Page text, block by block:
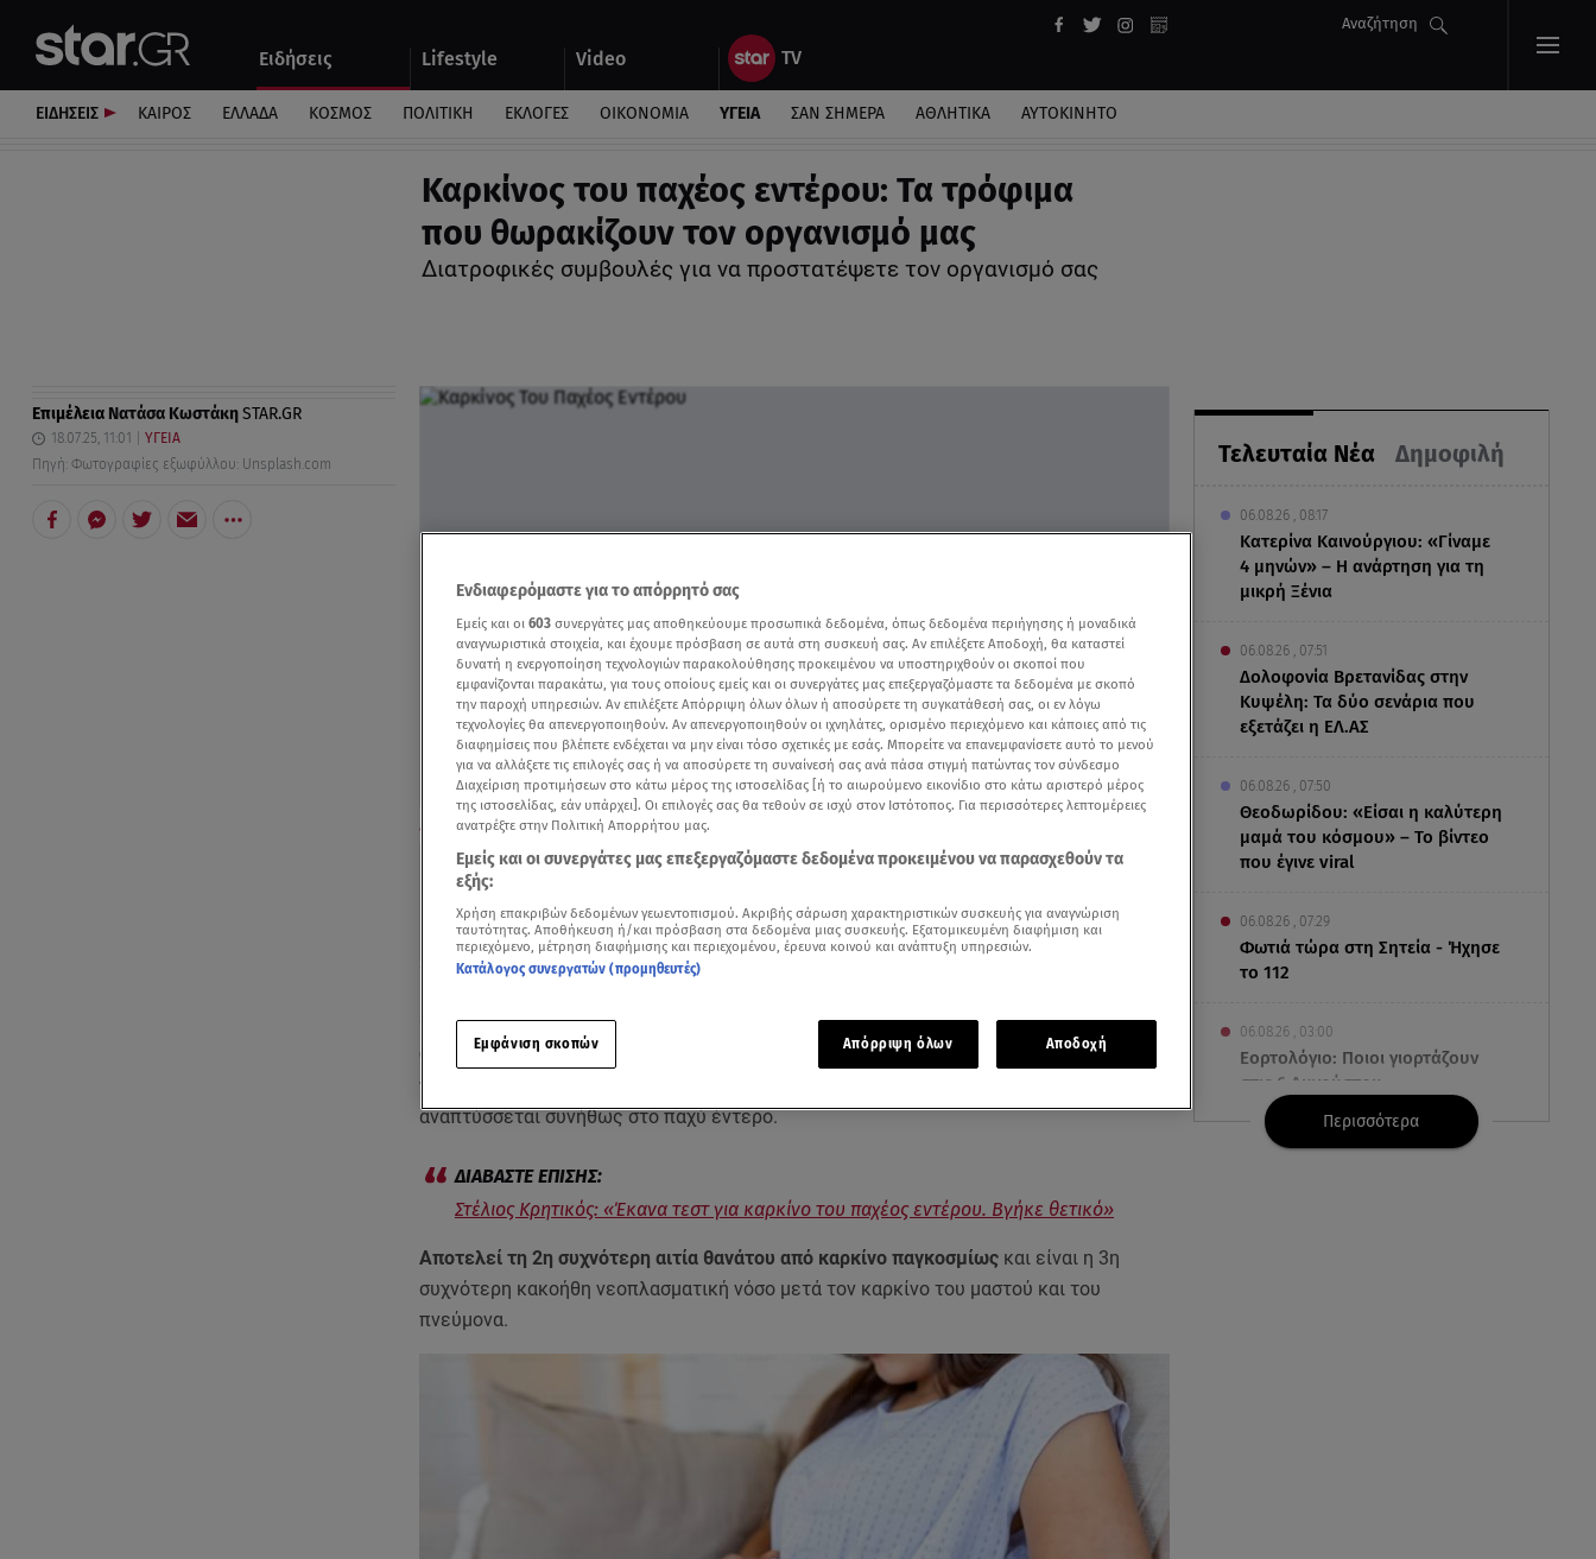
Ειδήσεις Lifestyle Video
Αναζήτηση
Αυτοκίνητο
ΕΙΔΗΣΕΙΣ ΚΑΙΡΟΣ ΕΛΛΑΔΑ ΚΟΣΜΟΣ ΠΟΛΙΤΙΚΗ ΕΚΛΟΓΕΣ ΟΙΚΟΝΟΜΙΑ ΥΓΕΙΑ ΣΑΝ ΣΗΜΕΡΑ ΑΘΛΗΤΙΚΑ ΑΥΤΟΚΙΝΗΤΟ
Καρκίνος του παχέος εντέρου: Τα τρόφιμα
που θωρακίζουν τον οργανισμό μας
Διατροφικές συμβουλές για να προστατέψετε τον οργανισμό σας
Τελευταία Νέα Δημοφιλή
06.08.26 , 08:17
Κατερίνα Καινούργιου: «Γίναμε
4 μηνών» – Η ανάρτηση για τη
μικρή Ξένια
06.08.26 , 07:51
Δολοφονία Βρετανίδας στην
Κυψέλη: Τα δύο σενάρια που
εξετάζει η ΕΛ.ΑΣ
06.08.26 , 07:50
Θεοδωρίδου: «Είσαι η καλύτερη
μαμά του κόσμου» – Το βίντεο
που έγινε viral
06.08.26 , 07:29
Φωτιά τώρα στη Σητεία - Ήχησε
το 112
06.08.26 , 03:00
Εορτολόγιο: Ποιοι γιορτάζουν
στις 6 Αυγούστου
05.08.26 , 23:39
Περισσότερα
Επιμέλεια Νατάσα ΚωστάκηSTAR.GR
18.07.25, 11:01
ΥΓΕΙΑ
Πηγή: Φωτογραφίες εξωφύλλου: Unsplash.com
Καρκίνος του παχέος εντέρου: Ειδικός χειρούργος εξηγεί όσα πρέπει να γνωρίζουμε / Βίντεο: Alpha
Δείτε περισσότερα άρθρα μας στα αποτελέσματα αναζήτησης
Add star.gr on Google
Ο καρκίνος του παχέος εντέρου
ο οποίος αποτελεί συνδυασμό γενετικής
προδιάθεσης και περιβαλλοντικών επιδράσεων,
αναπτύσσεται συνήθως στο παχύ έντερο.
Στέλιος Κρητικός: «Έκανα τεστ για καρκίνο του παχέος εντέρου. Βγήκε θετικό»
Αποτελεί τη 2η συχνότερη αιτία θανάτου από καρκίνο παγκοσμίωςκαι είναι η 3η
συχνότερη κακοήθη νεοπλασματική νόσο μετά τον καρκίνο του μαστού και του
πνεύμονα.
Ενδιαφερόμαστε για το απόρρητό σας
Εμείς και οι 603 συνεργάτες μας αποθηκεύουμε προσωπικά δεδομένα, όπως δεδομένα περιήγησης ή μοναδικά
αναγνωριστικά στοιχεία, και έχουμε πρόσβαση σε αυτά στη συσκευή σας. Αν επιλέξετε Αποδοχή, θα καταστεί
δυνατή η ενεργοποίηση τεχνολογιών παρακολούθησης προκειμένου να υποστηριχθούν οι σκοποί που
εμφανίζονται παρακάτω, για τους οποίους εμείς και οι συνεργάτες μας επεξεργαζόμαστε τα δεδομένα με σκοπό
την παροχή υπηρεσιών. Αν επιλέξετε Απόρριψη όλων όλων ή αποσύρετε τη συγκατάθεσή σας, οι εν λόγω
τεχνολογίες θα απενεργοποιηθούν. Αν απενεργοποιηθούν οι ιχνηλάτες, ορισμένο περιεχόμενο και κάποιες από τις
διαφημίσεις που βλέπετε ενδέχεται να μην είναι τόσο σχετικές με εσάς. Μπορείτε να επανεμφανίσετε αυτό το μενού
για να αλλάξετε τις επιλογές σας ή να αποσύρετε τη συναίνεσή σας ανά πάσα στιγμή πατώντας τον σύνδεσμο
Διαχείριση προτιμήσεων στο κάτω μέρος της ιστοσελίδας [ή το αιωρούμενο εικονίδιο στο κάτω αριστερό μέρος
της ιστοσελίδας, εάν υπάρχει]. Οι επιλογές σας θα τεθούν σε ισχύ στον Ιστότοπος. Για περισσότερες λεπτομέρειες
ανατρέξτε στην Πολιτική Απορρήτου μας.
Εμείς και οι συνεργάτες μας επεξεργαζόμαστε δεδομένα προκειμένου να παρασχεθούν τα
εξής:
Χρήση επακριβών δεδομένων γεωεντοπισμού. Ακριβής σάρωση χαρακτηριστικών συσκευής για αναγνώριση
ταυτότητας. Αποθήκευση ή/και πρόσβαση στα δεδομένα μιας συσκευής. Εξατομικευμένη διαφήμιση και
περιεχόμενο, μέτρηση διαφήμισης και περιεχομένου, έρευνα κοινού και ανάπτυξη υπηρεσιών.
Κατάλογος συνεργατών (προμηθευτές)
Εμφάνιση σκοπών Απόρριψη όλων Αποδοχή